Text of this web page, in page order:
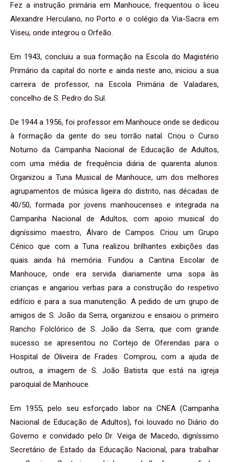
Fez a instrução primária em Manhouce, frequentou o liceu
Alexandre Herculano, no Porto e o colégio da Via-Sacra em
Viseu, onde integrou o Orfeão.
Em 1943, concluiu a sua formação na Escola do Magistério
Primário da capital do norte e ainda neste ano, iniciou a sua
carreira de professor, na Escola Primária de Valadares,
concelho de S. Pedro do Sul.
De 1944 a 1956, foi professor em Manhouce onde se dedicou
à formação da gente do seu torrão natal. Criou o Curso
Noturno da Campanha Nacional de Educação de Adultos,
com uma média de frequência diária de quarenta alunos.
Organizou a Tuna Musical de Manhouce, um dos melhores
agrupamentos de música ligeira do distrito, nas décadas de
40/50, formada por jovens manhoucenses e integrada na
Campanha Nacional de Adultos, com apoio musical do
digníssimo maestro, Álvaro de Campos. Criou um Grupo
Cénico que com a Tuna realizou brilhantes exibições das
quais ainda há memória. Fundou a Cantina Escolar de
Manhouce, onde era servida diariamente uma sopa às
crianças e angariou verbas para a construção do respetivo
edifício e para a sua manutenção. A pedido de um grupo de
amigos de S. João da Serra, organizou e ensaiou o primeiro
Rancho Folclórico de S. João da Serra, que com grande
sucesso se apresentou no Cortejo de Oferendas para o
Hospital de Oliveira de Frades. Comprou, com a ajuda de
outros, a imagem de S. João Batista que está na igreja
paroquial de Manhouce.
Em 1955, pelo seu esforçado labor na CNEA (Campanha
Nacional de Educação de Adultos), foi louvado no Diário do
Governo e convidado pelo Dr. Veiga de Macedo, digníssimo
Secretário de Estado da Educação Nacional, para trabalhar